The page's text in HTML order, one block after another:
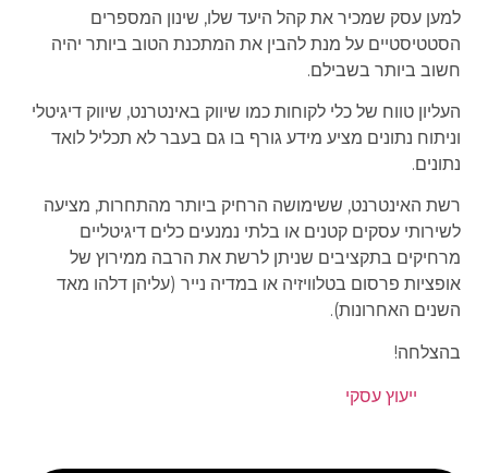
למען עסק שמכיר את קהל היעד שלו, שינון המספרים
הסטטיסטיים על מנת להבין את המתכנת הטוב ביותר יהיה
חשוב ביותר בשבילם.
העליון טווח של כלי לקוחות כמו שיווק באינטרנט, שיווק דיגיטלי
וניתוח נתונים מציע מידע גורף בו גם בעבר לא תכליל לואד
נתונים.
רשת האינטרנט, ששימושה הרחיק ביותר מהתחרות, מציעה
לשירותי עסקים קטנים או בלתי נמנעים כלים דיגיטליים
מרחיקים בתקציבים שניתן לרשת את הרבה ממירוץ של
אופציות פרסום בטלוויזיה או במדיה נייר (עליהן דלהו מאד
השנים האחרונות).
בהצלחה!
ייעוץ עסקי